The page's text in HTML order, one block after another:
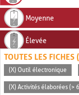
Moyenne
Élevée
TOUTES LES FICHES
(X) Outil électronique
(X) Activités élaborées (>